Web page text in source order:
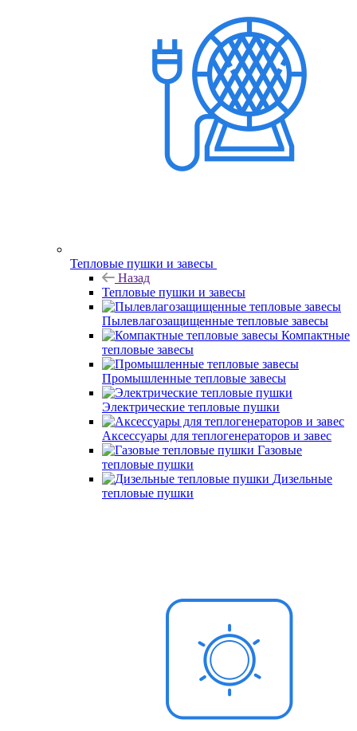
Тепловые пушки и завесы
Назад
Тепловые пушки и завесы
Пылевлагозащищенные тепловые завесы
Компактные
тепловые завесы
Промышленные тепловые завесы
Электрические тепловые пушки
Аксессуары для теплогенераторов и завес
Газовые
тепловые пушки
Дизельные
тепловые пушки